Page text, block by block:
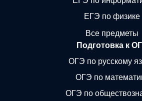
ЕГЭ по физике
Все предметы
Подготовка к
ОГЭ по русскому
ОГЭ по
ОГЭ по